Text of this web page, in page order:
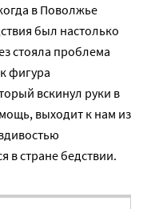
в Поволжье
был настолько
стояла проблема
фигура
вскинул руки в
выходит к нам из
в стране бедствии.